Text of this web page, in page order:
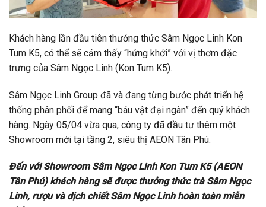
Khách hàng lần đầu tiên thưởng thức Sâm Ngọc Linh Kon
Tum K5, có thể sẽ cảm thấy “hứng khởi” với vị thơm đặc
trưng của Sâm Ngọc Linh (Kon Tum K5).
Sâm Ngọc Linh Group đã và đang từng bước phát triển hệ
thống phân phối để mang “báu vật đại ngàn” đến quý khách
hàng. Ngày 05/04 vừa qua, công ty đã đầu tư thêm một
Showroom mới tại tầng 2, siêu thị AEON Tân Phú.
Đến với Showroom Sâm Ngọc Linh Kon Tum K5 (AEON
Tân Phú) khách hàng sẽ được thưởng thức trà Sâm Ngọc
Linh, rượu và dịch chiết Sâm Ngọc Linh hoàn toàn miễn